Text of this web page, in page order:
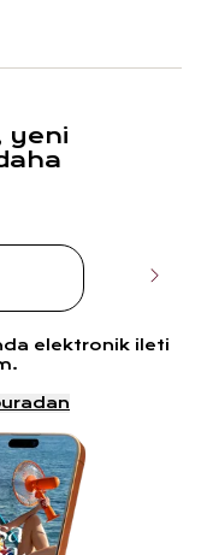
yeni
elektronik ileti